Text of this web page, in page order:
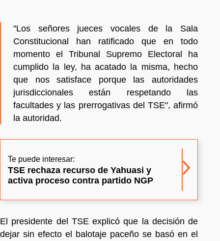
"Los señores jueces vocales de la Sala
Constitucional han ratificado que en todo
momento el Tribunal Supremo Electoral ha
cumplido la ley, ha acatado la misma, hecho
que nos satisface porque las autoridades
jurisdiccionales están respetando las
facultades y las prerrogativas del TSE", afirmó
la autoridad.
Te puede interesar:
TSE rechaza recurso de Yahuasi y
activa proceso contra partido NGP
El presidente del TSE explicó que la decisión de
dejar sin efecto el balotaje paceño se basó en el